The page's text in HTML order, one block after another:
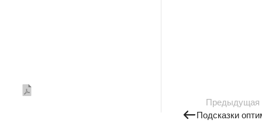
Предыдущая
Подсказки